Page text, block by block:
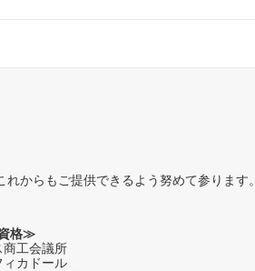
れからもご提供できるよう努めて参ります。
格≫
工会議所
ィカドール